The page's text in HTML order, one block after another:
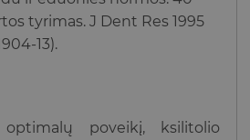
tyrimas. J Dent Res 1995
13).
poveikį, ksilitolio